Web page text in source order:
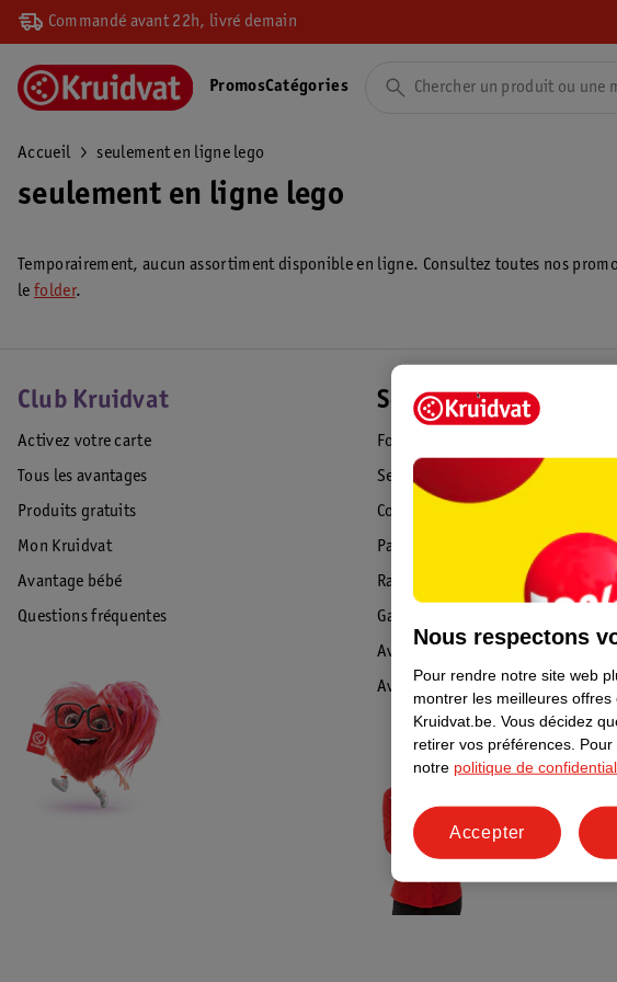
Commandé avant 22h, livré demain
PromosCatégories
Accueil seulement en ligne lego
seulement en ligne lego
Temporairement, aucun assortiment disponible en ligne. Consultez toutes nos
le folder.
Club Kruidvat
Activez votre carte
Tous les avantages
Produits gratuits
Mon Kruidvat
Avantage bébé
Questions fréquentes
Service Clientèle
Foire aux questions
Service Clientèle
Commande & Livraison
Paiement
Rappel & Retour
Garantie
Avis de sécurité
Avis
Nous respectons
Pour rendre notre site web
montrer les meilleures
Kruidvat.be. Vous décidez
retirer vos préférences.
notre politique de
Accepter